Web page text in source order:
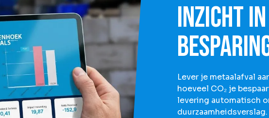
Inzicht in
Lever je metaalafval
hoeveel CO₂ je
levering automatisch
duurzaamheidsverslag.